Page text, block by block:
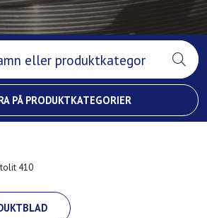
PÅ PRODUKTKATEGORIER
410